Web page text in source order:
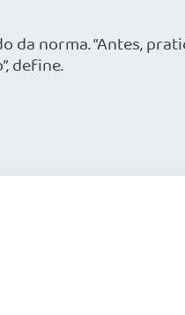
norma. “Antes,
define.